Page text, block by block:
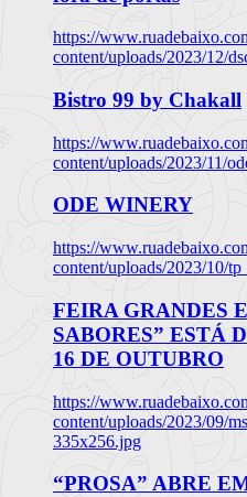
https://
content/uploads/2023/12/
Bistro 99 by Chakall
https://
content/uploads/2023/11/
ODE WINERY
https://
content/uploads/2023/10/
FEIRA GRANDES
SABORES” ESTÁ
16 DE OUTUBRO
https://
content/uploads/2023/09/
335x256.jpg
“PROSA” ABRE